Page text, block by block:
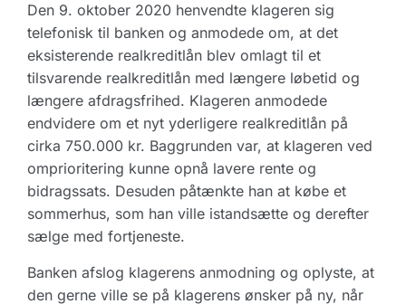
Den 9. oktober 2020 henvendte klageren sig
telefonisk til banken og anmodede om, at det
eksisterende realkreditlån blev omlagt til et
tilsvarende realkreditlån med længere løbetid og
længere afdragsfrihed. Klageren anmodede
endvidere om et nyt yderligere realkreditlån på
cirka 750.000 kr. Baggrunden var, at klageren ved
omprioritering kunne opnå lavere rente og
bidragssats. Desuden påtænkte han at købe et
sommerhus, som han ville istandsætte og derefter
sælge med fortjeneste.
Banken afslog klagerens anmodning og oplyste, at
den gerne ville se på klagerens ønsker på ny, når